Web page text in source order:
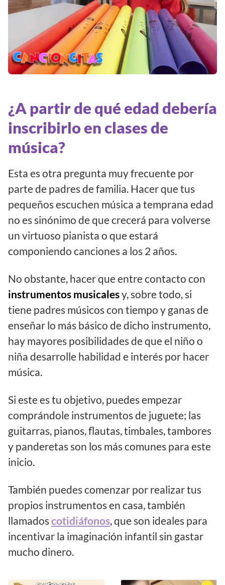
¿A partir de qué edad debería
inscribirlo en clases de
música?
Esta es otra pregunta muy frecuente por
parte de padres de familia. Hacer que tus
pequeños escuchen música a temprana edad
no es sinónimo de que crecerá para volverse
un virtuoso pianista o que estará
componiendo canciones a los 2 años.
No obstante, hacer que entre contacto con
instrumentos musicalesy, sobre todo, si
tiene padres músicos con tiempo y ganas de
enseñar lo más básico de dicho instrumento,
hay mayores posibilidades de que el niño o
niña desarrolle habilidad e interés por hacer
música.
Si este es tu objetivo, puedes empezar
comprándole instrumentos de juguete; las
guitarras, pianos, flautas, timbales, tambores
y panderetas son los más comunes para este
inicio.
También puedes comenzar por realizar tus
propios instrumentos en casa, también
llamadoscotidiáfonos, que son ideales para
incentivar la imaginación infantil sin gastar
mucho dinero.